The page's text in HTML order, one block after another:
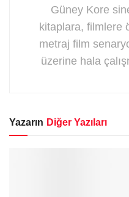
Güney Kore
kitaplara, filmlere
metraj film
üzerine hala
Yazarın Diğer Yazıları